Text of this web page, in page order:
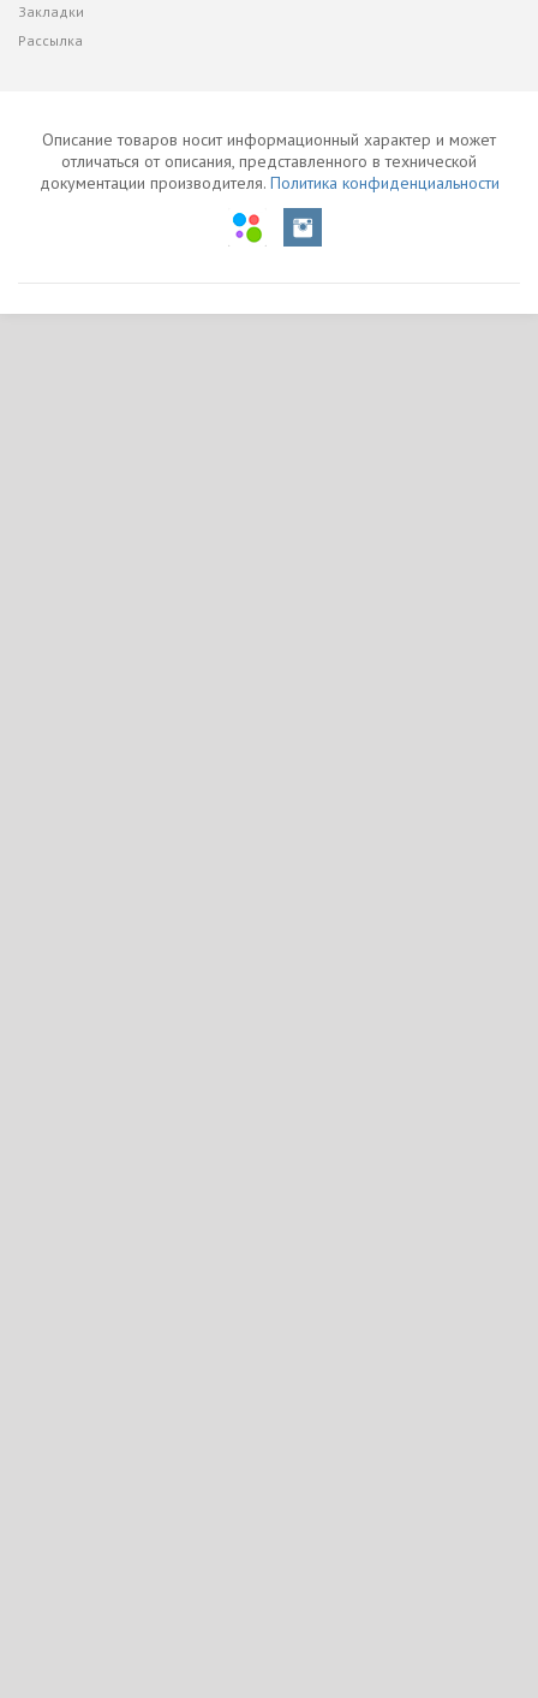
Закладки
Рассылка
Описание товаров носит информационный характер и может
отличаться от описания, представленного в технической
документации производителя. Политика конфиденциальности